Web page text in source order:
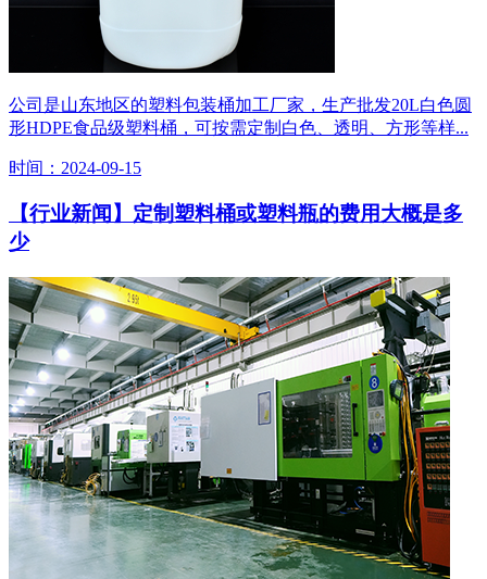
公司是山东地区的塑料包装桶加工厂家，生产批发20L白色圆
形HDPE食品级塑料桶，可按需定制白色、透明、方形等样...
时间：2024-09-15
【行业新闻】定制塑料桶或塑料瓶的费用大概是多
少